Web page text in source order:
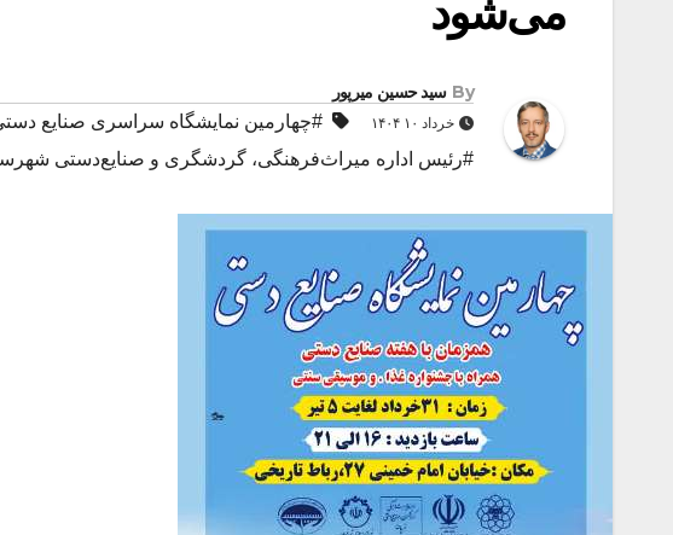
می‌شود
By سید حسین میرپور
خرداد ۱۰ ۱۴۰۴ #چهارمین نمایشگاه سراسری صنایع
#رئیس اداره میراث‌فرهنگی، گردشگری و صنایع‌دستی